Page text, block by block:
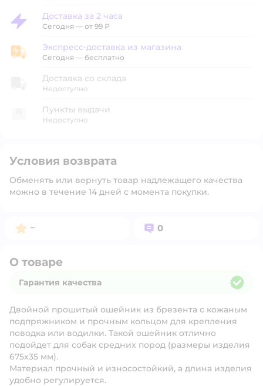
Доставка за 2 часа
Доставка за 2 часа
Сегодня — от 99 ₽
Экспресс-доставка из магазина
Экспресс-доставка из магазина
Сегодня — бесплатно
Доставка со склада
Недоступно
Пункты выдачи
Недоступно
Условия возврата
Обменять или вернуть товар надлежащего качества
можно в течение 14 дней с момента покупки.
Рейтинг:
– Вопросов:
0
О товаре
Гарантия качества
Двойной прошитый ошейник из брезента с кожаным
подпряжником и прочным кольцом для крепления
поводка или водилки. Такой ошейник отлично
подойдет для собак средних пород (размеры изделия
675х35 мм).
Материал прочный и износостойкий, а длина изделия
удобно регулируется.